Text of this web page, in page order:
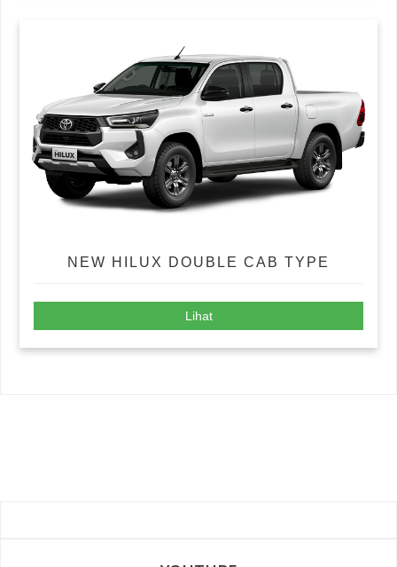
NEW HILUX DOUBLE CAB TYPE
Lihat